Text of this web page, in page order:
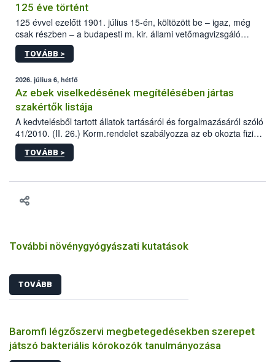
125 éve történt
125 évvel ezelőtt 1901. július 15-én, költözött be – igaz, még
csak részben – a budapesti m. kir. állami vetőmagvizsgáló
állomás a Kis Rókus utca 15. szám alatti, Czigler Győző által
tervezett új épületébe.
TOVÁBB >
2026. július 6, hétfő
Az ebek viselkedésének megítélésében jártas
szakértők listája
A kedvtelésből tartott állatok tartásáról és forgalmazásáról szóló
41/2010. (II. 26.) Korm.rendelet szabályozza az eb okozta fizikai
sérülés, illetve ennek veszélye keletkezésekor felmerülő
hatósági feladatokat, valamint a veszélyes eb tartását és annak
vonni az ebek viselkedésének megítélésében jártas szakértőt.
TOVÁBB >
További növénygyógyászati kutatások
TOVÁBB
Baromfi légzőszervi megbetegedésekben szerepet
játszó bakteriális kórokozók tanulmányozása